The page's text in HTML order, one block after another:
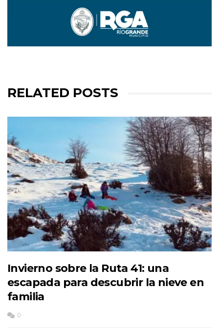
RELATED POSTS
Invierno sobre la Ruta 41: una
escapada para descubrir la nieve en
familia
0